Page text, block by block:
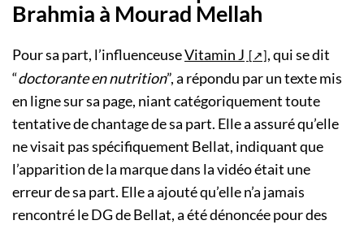
Brahmia à Mourad Mellah
Pour sa part, l’influenceuseVitamin J
, qui se dit
“doctorante en nutrition”, a répondu par un texte mis
en ligne sur sa page, niant catégoriquement toute
tentative de chantage de sa part. Elle a assuré qu’elle
ne visait pas spécifiquement Bellat, indiquant que
l’apparition de la marque dans la vidéo était une
erreur de sa part. Elle a ajouté qu’elle n’a jamais
rencontré le DG de Bellat, a été dénoncée pour des